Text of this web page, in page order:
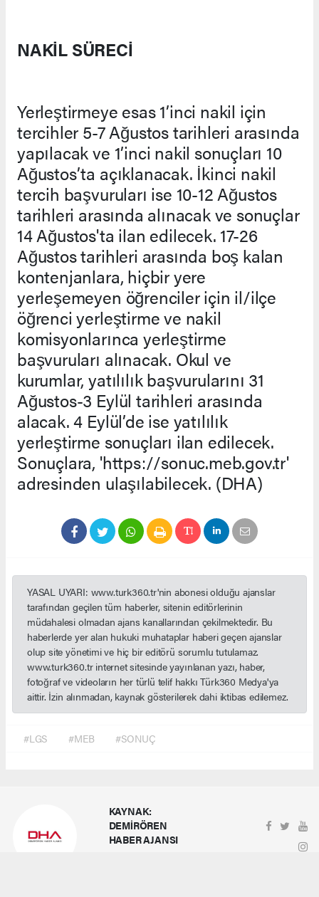
NAKİL SÜRECİ
Yerleştirmeye esas 1’inci nakil için
tercihler 5-7 Ağustos tarihleri arasında
yapılacak ve 1’inci nakil sonuçları 10
Ağustos’ta açıklanacak. İkinci nakil
tercih başvuruları ise 10-12 Ağustos
tarihleri arasında alınacak ve sonuçlar
14 Ağustos'ta ilan edilecek. 17-26
Ağustos tarihleri arasında boş kalan
kontenjanlara, hiçbir yere
yerleşemeyen öğrenciler için il/ilçe
öğrenci yerleştirme ve nakil
komisyonlarınca yerleştirme
başvuruları alınacak. Okul ve
kurumlar, yatılılık başvurularını 31
Ağustos-3 Eylül tarihleri arasında
alacak. 4 Eylül’de ise yatılılık
yerleştirme sonuçları ilan edilecek.
Sonuçlara, 'https://sonuc.meb.gov.tr'
adresinden ulaşılabilecek. (DHA)
YASAL UYARI: www.turk360.tr'nin abonesi olduğu ajanslar
tarafından geçilen tüm haberler, sitenin editörlerinin
müdahalesi olmadan ajans kanallarından çekilmektedir. Bu
haberlerde yer alan hukuki muhataplar haberi geçen ajanslar
olup site yönetimi ve hiç bir editörü sorumlu tutulamaz.
www.turk360.tr internet sitesinde yayınlanan yazı, haber,
fotoğraf ve videoların her türlü telif hakkı Türk360 Medya'ya
aittir. İzin alınmadan, kaynak gösterilerek dahi iktibas edilemez.
#LGS #MEB #SONUÇ
KAYNAK:
DEMİRÖREN
HABER AJANSI